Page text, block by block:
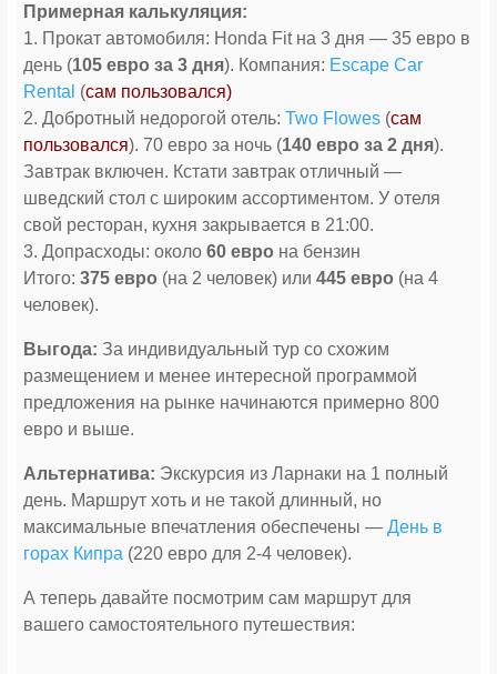
Примерная калькуляция:
1. Прокат автомобиля: Honda Fit на 3 дня — 35 евро в
день (105 евро за 3 дня). Компания: Escape Car
Rental (сам пользовался)
2. Добротный недорогой отель:Two Flowes (сам
пользовался). 70 евро за ночь (140 евро за 2 дня).
Завтрак включен. Кстати завтрак отличный —
шведский стол с широким ассортиментом. У отеля
свой ресторан, кухня закрывается в 21:00.
3. Допрасходы: около60 евро на бензин
Итого:375 евро (на 2 человек) или445 евро (на 4
человек).
Выгода: За индивидуальный тур со схожим
размещением и менее интересной программой
предложения на рынке начинаются примерно 800
евро и выше.
Альтернатива: Экскурсия из Ларнаки на 1 полный
день. Маршрут хоть и не такой длинный, но
максимальные впечатления обеспечены —День в
горах Кипра (220 евро для 2-4 человек).
А теперь давайте посмотрим сам маршрут для
вашего самостоятельного путешествия: